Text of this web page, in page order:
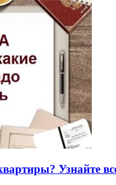
Узнайте